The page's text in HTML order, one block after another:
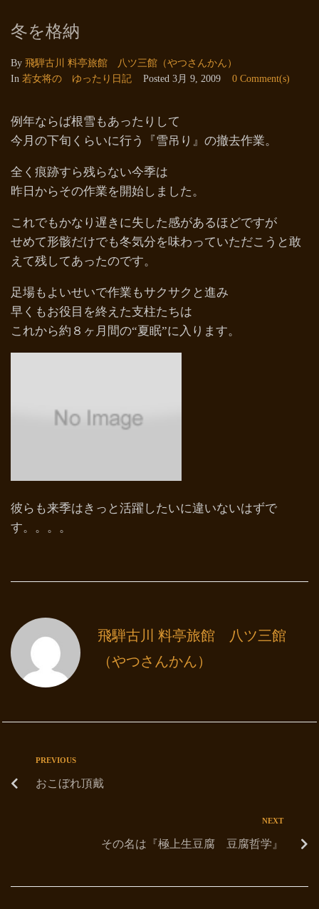
冬を格納
By 飛騨古川 料亭旅館 八ツ三館（やつさんかん）
In 若女将の ゆったり日記 Posted 3月 9, 2009 0 Comment(s)
例年ならば根雪もあったりして
今月の下旬くらいに行う『雪吊り』の撤去作業。
全く痕跡すら残らない今季は
昨日からその作業を開始しました。
これでもかなり遅きに失した感があるほどですが
せめて形骸だけでも冬気分を味わっていただこうと敢
えて残してあったのです。
足場もよいせいで作業もサクサクと進み
早くもお役目を終えた支柱たちは
これから約８ヶ月間の“夏眠”に入ります。
彼らも来季はきっと活躍したいに違いないはずで
す。。。。
飛騨古川 料亭旅館 八ツ三館
（やつさんかん）
PREVIOUS
おこぼれ頂戴
NEXT
その名は『極上生豆腐 豆腐哲学』